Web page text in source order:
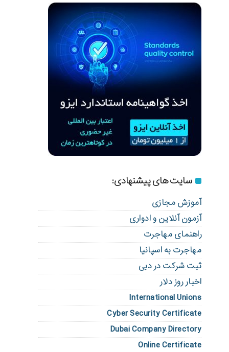
سایت های پیشنهادی:
آموزش مجازی
آزمون آنلاین و ادواری
راهنمای مهاجرت
مهاجرت به اسپانیا
ثبت شرکت در دبی
اخبار روز دلار
International Unions
Cyber Security Certificate
Dubai Company Directory
Online Certificate